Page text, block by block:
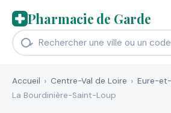
Pharmacie de Garde
Accueil Centre-Val de Loire
Eure-
La Bourdinière-Saint-Loup